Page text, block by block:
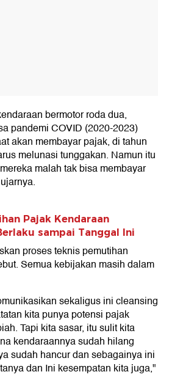
bermotor roda dua,
pandemi COVID (2020-2023)
akan membayar pajak, di tahun
melunasi tunggakan. Namun itu
malah tak bisa membayar
Pajak Kendaraan
sampai Tanggal Ini
proses teknis pemutihan
Semua kebijakan masih dalam
sekaligus ini cleansing
kita punya potensi pajak
Tapi kita sasar, itu sulit kita
kendaraannya sudah hilang
sudah hancur dan sebagainya ini
dan Ini kesempatan kita juga,"